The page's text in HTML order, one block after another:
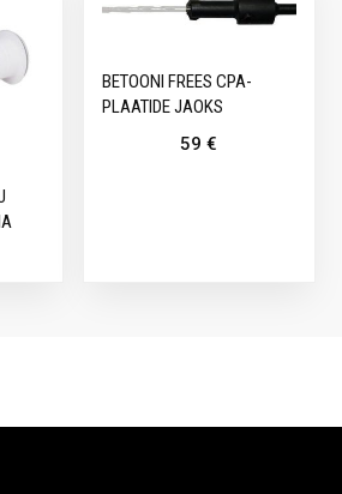
BETOONI FREES CPA-
PLAATIDE JAOKS
59€